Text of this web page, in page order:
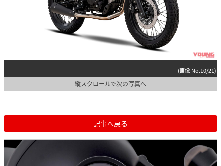
(画像 No.10/21)
縦スクロールで次の写真へ
記事へ戻る